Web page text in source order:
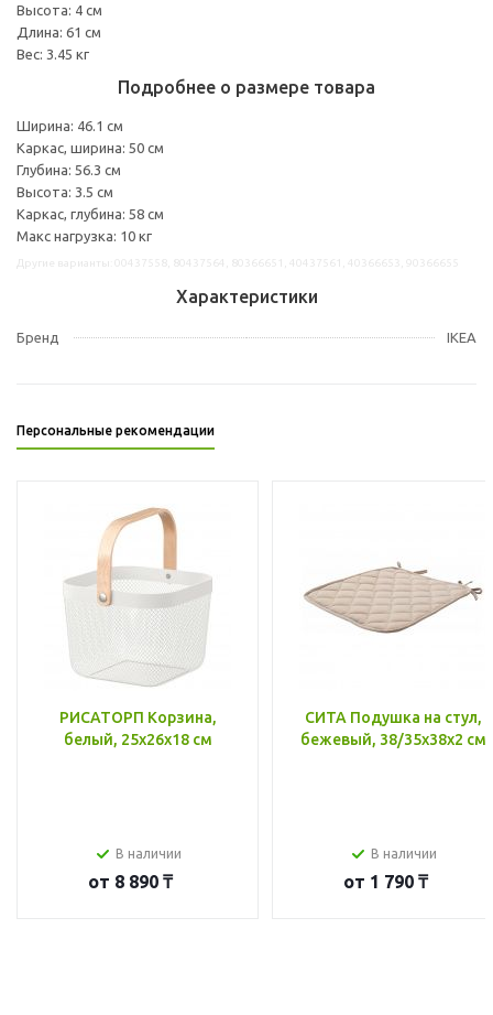
Высота: 4 см
Длина: 61 см
Вес: 3.45 кг
Подробнее о размере товара
Ширина: 46.1 см
Каркас, ширина: 50 см
Глубина: 56.3 см
Высота: 3.5 см
Каркас, глубина: 58 см
Макс нагрузка: 10 кг
Характеристики
Бренд IKEA
Персональные рекомендации
РИСАТОРП Корзина,
белый, 25x26x18 см
В наличии
от 8 890 ₸
СИТА Подушка на стул,
бежевый, 38/35x38x2 см
В наличии
от 1 790 ₸